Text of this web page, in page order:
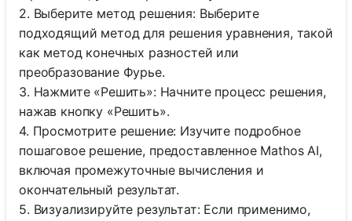
2. Выберите метод решения: Выберите
подходящий метод для решения уравнения, такой
как метод конечных разностей или
преобразование Фурье.
3. Нажмите «Решить»: Начните процесс решения,
нажав кнопку «Решить».
4. Просмотрите решение: Изучите подробное
пошаговое решение, предоставленное Mathos AI,
включая промежуточные вычисления и
окончательный результат.
5. Визуализируйте результат: Если применимо,